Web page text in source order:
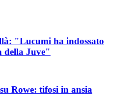
"Lucumi ha indossato
della Juve"
Rowe: tifosi in ansia